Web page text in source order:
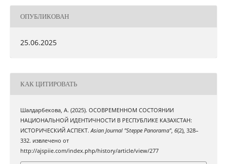
ОПУБЛИКОВАН
25.06.2025
КАК ЦИТИРОВАТЬ
Шалдарбекова, А. (2025). ОСОВРЕМЕННОМ СОСТОЯНИИ
НАЦИОНАЛЬНОЙ ИДЕНТИЧНОСТИ В РЕСПУБЛИКЕ КАЗАХСТАН:
ИСТОРИЧЕСКИЙ АСПЕКТ.Asian Journal "Steppe Panorama", 6(2), 328–
332. извлечено от
http://ajspiie.com/index.php/history/article/view/277